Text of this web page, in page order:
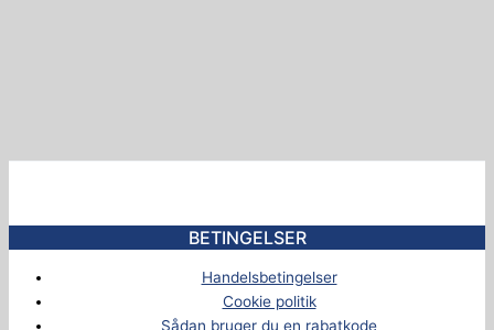
BETINGELSER
Handelsbetingelser
Cookie politik
Sådan bruger du en rabatkode